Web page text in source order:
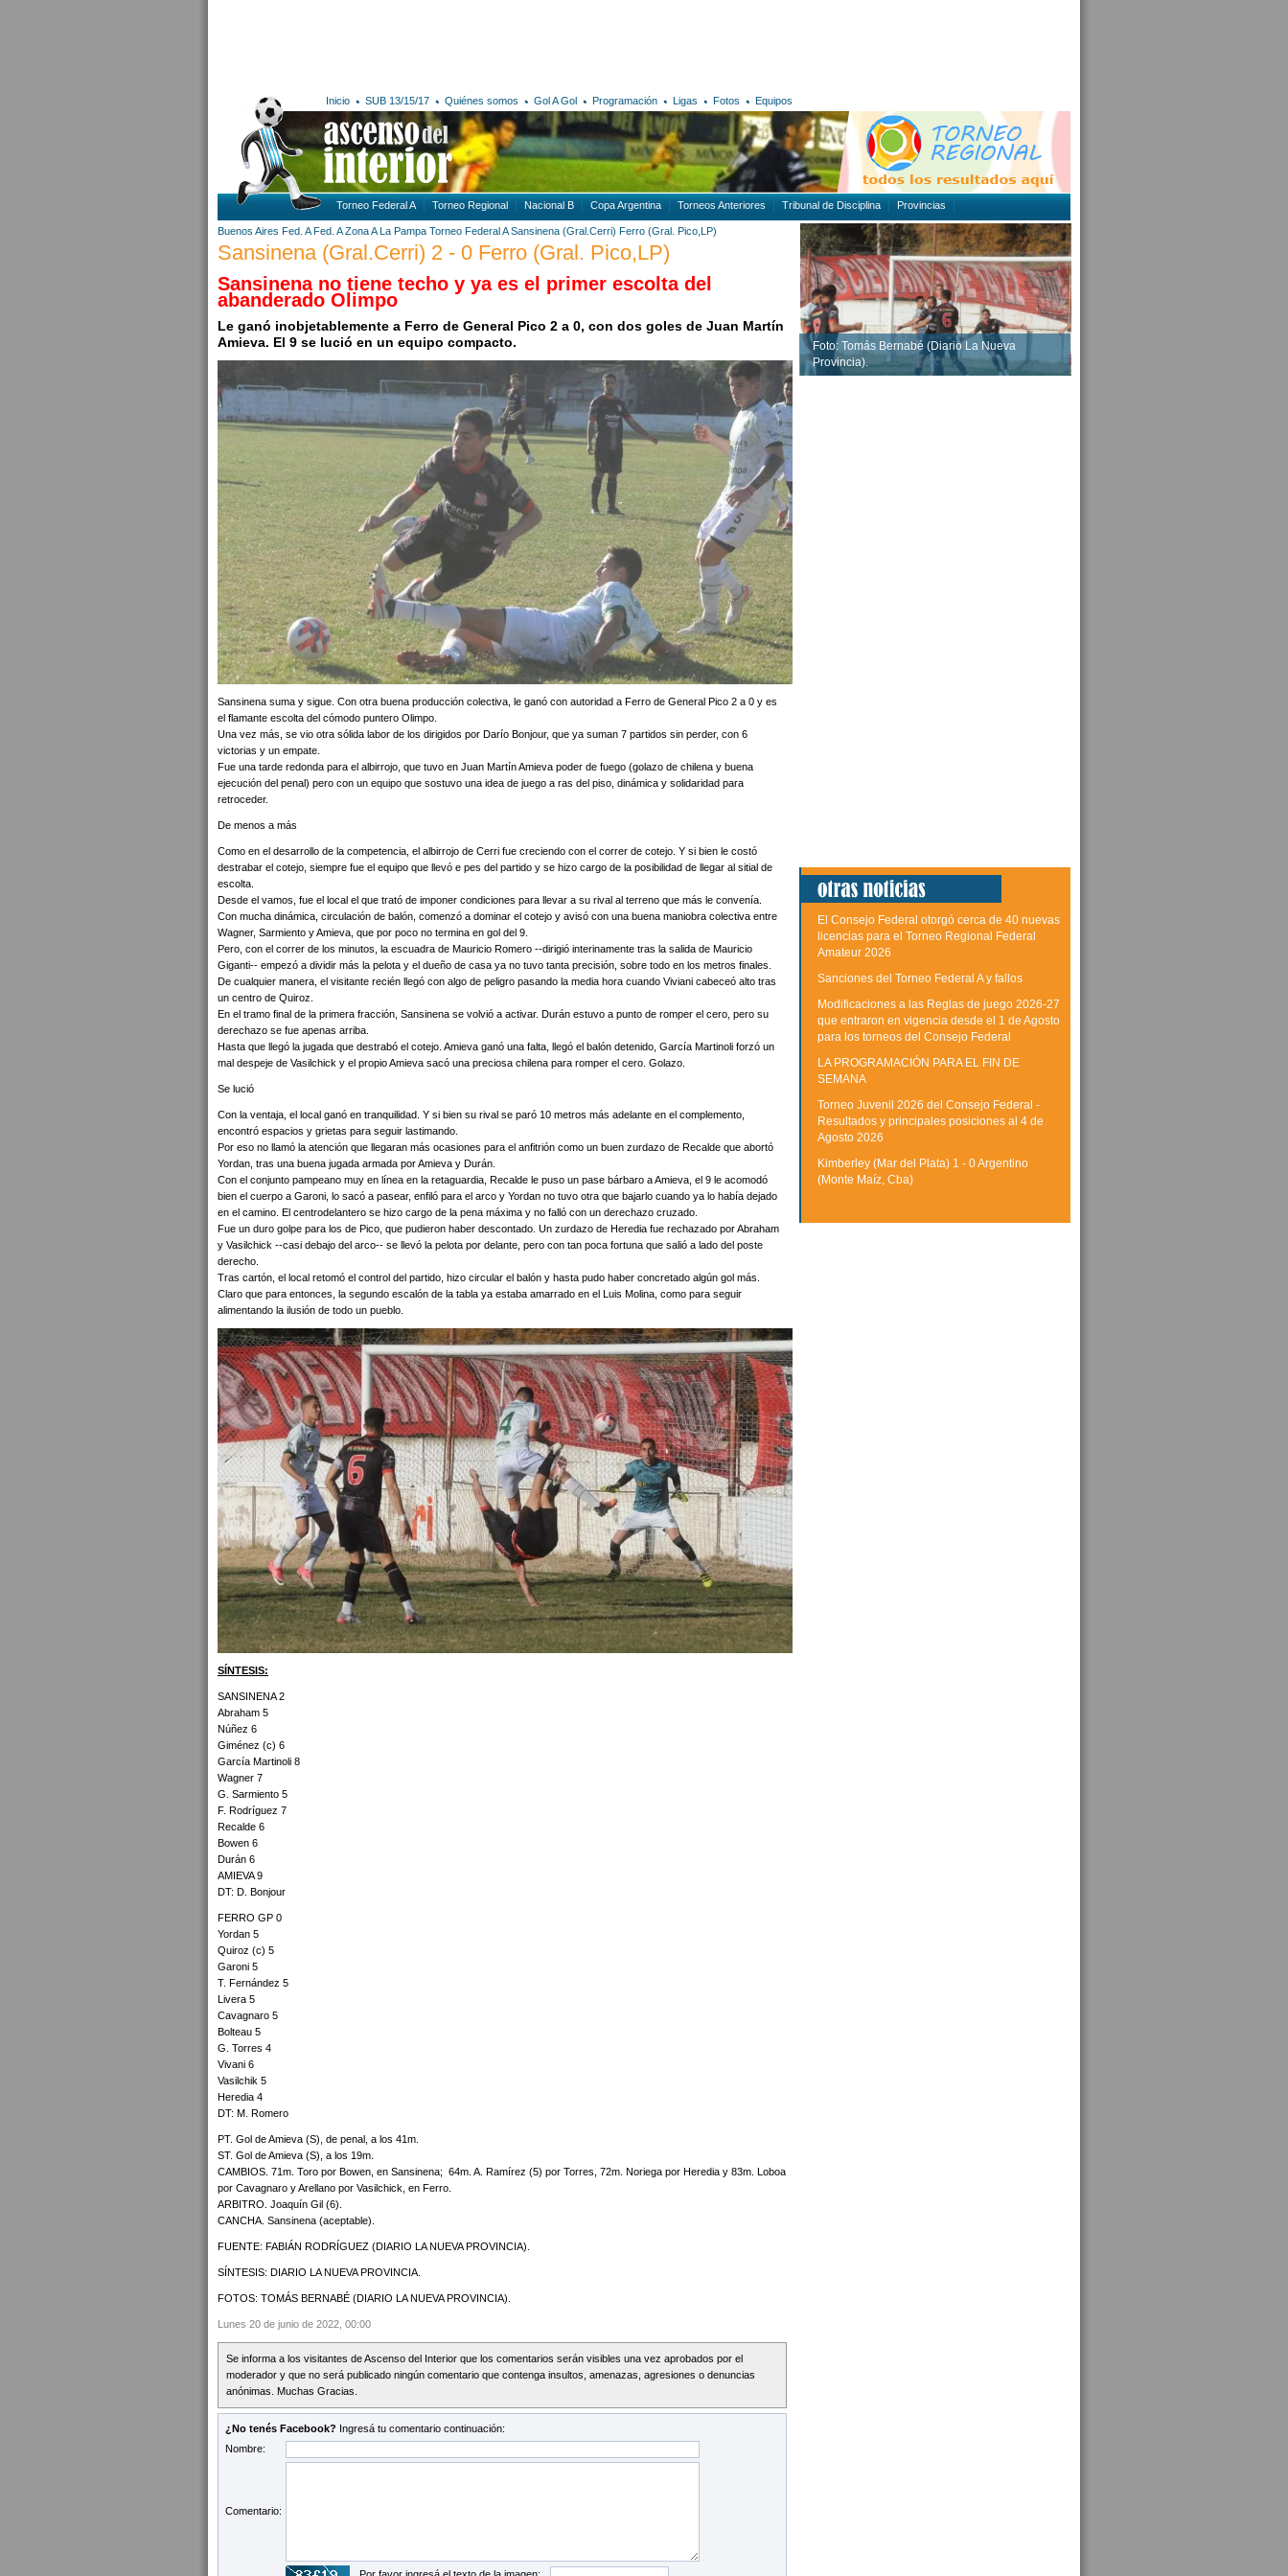
Inicio SUB 13/15/17 Quiénes somos Gol A Gol Programación Ligas Fotos Equipos
Torneo Federal A Torneo Regional Nacional B Copa Argentina Torneos Anteriores Tribunal de Disciplina Provincias
Buenos Aires Fed. A Fed. A Zona A La Pampa Torneo Federal A Sansinena (Gral.Cerri) Ferro (Gral. Pico,LP)
Sansinena (Gral.Cerri) 2 - 0 Ferro (Gral. Pico,LP)
Sansinena no tiene techo y ya es el primer escolta del
abanderado Olimpo
Le ganó inobjetablemente a Ferro de General Pico 2 a 0, con dos goles de Juan Martín
Amieva. El 9 se lució en un equipo compacto.
Sansinena suma y sigue. Con otra buena producción colectiva, le ganó con autoridad a Ferro de General Pico 2 a 0 y es
el flamante escolta del cómodo puntero Olimpo.
Una vez más, se vio otra sólida labor de los dirigidos por Darío Bonjour, que ya suman 7 partidos sin perder, con 6
victorias y un empate.
Fue una tarde redonda para el albirrojo, que tuvo en Juan Martín Amieva poder de fuego (golazo de chilena y buena
ejecución del penal) pero con un equipo que sostuvo una idea de juego a ras del piso, dinámica y solidaridad para
retroceder.
De menos a más
Como en el desarrollo de la competencia, el albirrojo de Cerri fue creciendo con el correr de cotejo. Y si bien le costó
destrabar el cotejo, siempre fue el equipo que llevó e pes del partido y se hizo cargo de la posibilidad de llegar al sitial de
escolta.
Desde el vamos, fue el local el que trató de imponer condiciones para llevar a su rival al terreno que más le convenía.
Con mucha dinámica, circulación de balón, comenzó a dominar el cotejo y avisó con una buena maniobra colectiva entre
Wagner, Sarmiento y Amieva, que por poco no termina en gol del 9.
Pero, con el correr de los minutos, la escuadra de Mauricio Romero --dirigió interinamente tras la salida de Mauricio
Giganti-- empezó a dividir más la pelota y el dueño de casa ya no tuvo tanta precisión, sobre todo en los metros finales.
De cualquier manera, el visitante recién llegó con algo de peligro pasando la media hora cuando Viviani cabeceó alto tras
un centro de Quiroz.
En el tramo final de la primera fracción, Sansinena se volvió a activar. Durán estuvo a punto de romper el cero, pero su
derechazo se fue apenas arriba.
Hasta que llegó la jugada que destrabó el cotejo. Amieva ganó una falta, llegó el balón detenido, García Martinoli forzó un
mal despeje de Vasilchick y el propio Amieva sacó una preciosa chilena para romper el cero. Golazo.
Se lució
Con la ventaja, el local ganó en tranquilidad. Y si bien su rival se paró 10 metros más adelante en el complemento,
encontró espacios y grietas para seguir lastimando.
Por eso no llamó la atención que llegaran más ocasiones para el anfitrión como un buen zurdazo de Recalde que abortó
Yordan, tras una buena jugada armada por Amieva y Durán.
Con el conjunto pampeano muy en línea en la retaguardia, Recalde le puso un pase bárbaro a Amieva, el 9 le acomodó
bien el cuerpo a Garoni, lo sacó a pasear, enfiló para el arco y Yordan no tuvo otra que bajarlo cuando ya lo había dejado
en el camino. El centrodelantero se hizo cargo de la pena máxima y no falló con un derechazo cruzado.
Fue un duro golpe para los de Pico, que pudieron haber descontado. Un zurdazo de Heredia fue rechazado por Abraham
y Vasilchick --casi debajo del arco-- se llevó la pelota por delante, pero con tan poca fortuna que salió a lado del poste
derecho.
Tras cartón, el local retomó el control del partido, hizo circular el balón y hasta pudo haber concretado algún gol más.
Claro que para entonces, la segundo escalón de la tabla ya estaba amarrado en el Luis Molina, como para seguir
alimentando la ilusión de todo un pueblo.
SÍNTESIS:
SANSINENA 2
Abraham 5
Núñez 6
Giménez (c) 6
García Martinoli 8
Wagner 7
G. Sarmiento 5
F. Rodríguez 7
Recalde 6
Bowen 6
Durán 6
AMIEVA 9
DT: D. Bonjour
FERRO GP 0
Yordan 5
Quiroz (c) 5
Garoni 5
T. Fernández 5
Livera 5
Cavagnaro 5
Bolteau 5
G. Torres 4
Vivani 6
Vasilchik 5
Heredia 4
DT: M. Romero
PT. Gol de Amieva (S), de penal, a los 41m.
ST. Gol de Amieva (S), a los 19m.
CAMBIOS. 71m. Toro por Bowen, en Sansinena; 64m. A. Ramírez (5) por Torres, 72m. Noriega por Heredia y 83m. Loboa
por Cavagnaro y Arellano por Vasilchick, en Ferro.
ARBITRO. Joaquín Gil (6).
CANCHA. Sansinena (aceptable).
FUENTE: FABIÁN RODRÍGUEZ (DIARIO LA NUEVA PROVINCIA).
SÍNTESIS: DIARIO LA NUEVA PROVINCIA.
FOTOS: TOMÁS BERNABÉ (DIARIO LA NUEVA PROVINCIA).
Lunes 20 de junio de 2022, 00:00
Se informa a los visitantes de Ascenso del Interior que los comentarios serán visibles una vez aprobados por el
moderador y que no será publicado ningún comentario que contenga insultos, amenazas, agresiones o denuncias
anónimas. Muchas Gracias.
¿No tenés Facebook? Ingresá tu comentario continuación:
Nombre:
Comentario:
Foto: Tomás Bernabé (Diario La Nueva
Provincia).
El Consejo Federal otorgó cerca de 40 nuevas
licencias para el Torneo Regional Federal
Amateur 2026
Sanciones del Torneo Federal A y fallos
Modificaciones a las Reglas de juego 2026-27
que entraron en vigencia desde el 1 de Agosto
para los torneos del Consejo Federal
LA PROGRAMACIÓN PARA EL FIN DE
SEMANA
Torneo Juvenil 2026 del Consejo Federal -
Resultados y principales posiciones al 4 de
Agosto 2026
Kimberley (Mar del Plata) 1 - 0 Argentino
(Monte Maíz, Cba)